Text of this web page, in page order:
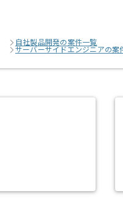
自社製品開発の案件一覧
サーバーサイドエンジニアの案